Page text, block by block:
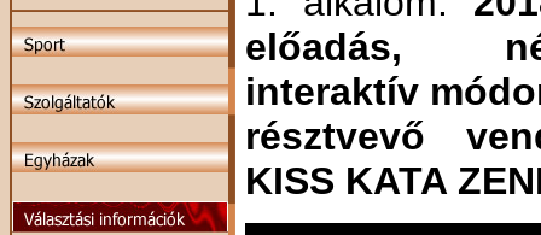
előadás,
interaktív
résztvevő
KISS KATA